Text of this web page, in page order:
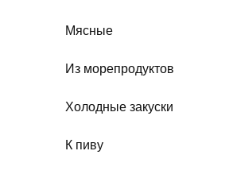
Мясные
Из морепродуктов
Холодные закуски
К пиву